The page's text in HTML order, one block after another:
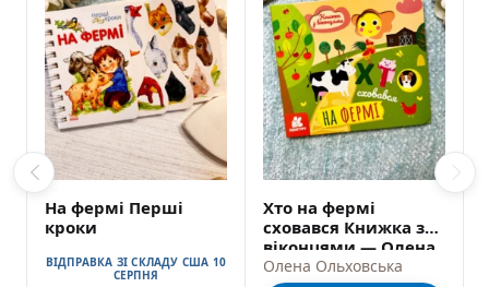
На фермі Перші
кроки
ВІДПРАВКА ЗІ СКЛАДУ США 10
СЕРПНЯ
Хто на фермі
сховався Книжка з
віконцями — Олена
Ольховська
Олена Ольховська